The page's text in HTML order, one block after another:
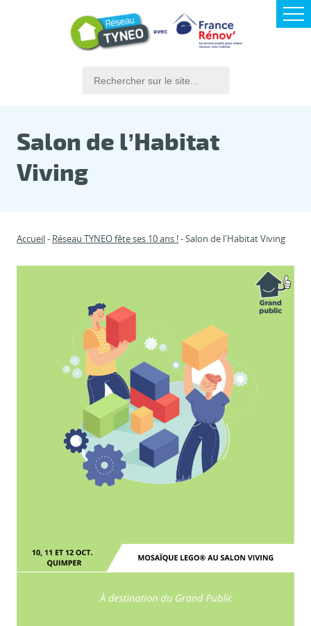
Salon de l’Habitat
Viving
Accueil Réseau TYNEO fête ses 10 ans ! Salon de l’Habitat Viving